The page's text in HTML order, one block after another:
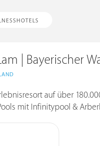
| Bayerischer
auf über 180.000
mit Infinitypool &